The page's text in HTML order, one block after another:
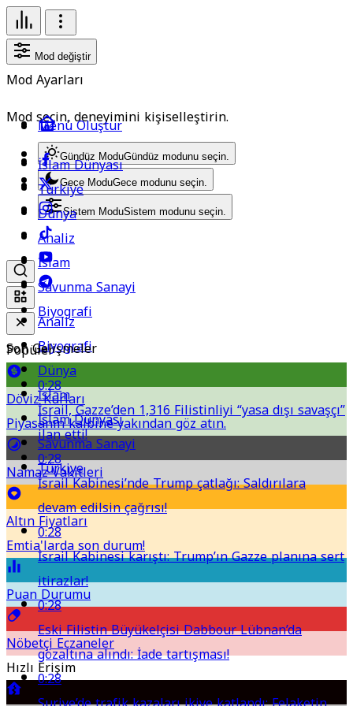
Mod değiştir
Mod Ayarları
Mod seçin, deneyimini kişiselleştirin.
Gündüz ModuGündüz modunu seçin.
Gece ModuGece modunu seçin.
Sistem ModuSistem modunu seçin.
Popüler
Döviz Kurları
Piyasanın kalbine yakından göz atın.
Namaz Vakitleri
Altın Fiyatları
Emtia'larda son durum!
Puan Durumu
Nöbetçi Eczaneler
Hızlı Erişim
Menü Oluştur
Analiz
Biyografi
Dünya
İslam
İslam Dünyası
Savunma Sanayi
Türkiye
İslam Dünyası
Türkiye
Dünya
Analiz
İslam
Savunma Sanayi
Biyografi
Son Gelişmeler
0:28
İsrail, Gazze’den 1,316 Filistinliyi “yasa dışı savaşçı”
ilan etti!
0:28
İsrail Kabinesi’nde Trump çatlağı: Saldırılara
devam edilsin çağrısı!
0:28
İsrail Kabinesi karıştı: Trump’ın Gazze planına sert
itirazlar!
0:28
Eski Filistin Büyükelçisi Dabbour Lübnan’da
gözaltına alındı: İade tartışması!
0:28